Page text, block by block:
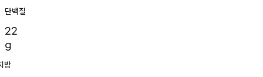
단백질
22
g
방